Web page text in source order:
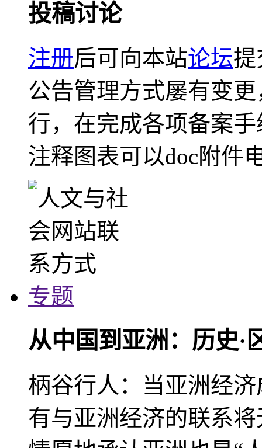
投稿讨论
注册后可向本站论坛提
公告管理方式屡有变
行，在完成各项备案
注释图表可以doc附件
专题
从中国到亚洲：历史·
柄谷行人：当亚洲经
有与亚洲经济的联系